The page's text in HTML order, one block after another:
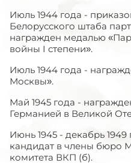
Июль 1944 года -
Белорусского штаба
награжден медалью
войны I степени».
Июль 1944 года -
Москвы».
Май 1945 года -
Германией в Великой
Июнь 1945 - декабрь
кандидат в члены бюро
комитета ВКП (б).